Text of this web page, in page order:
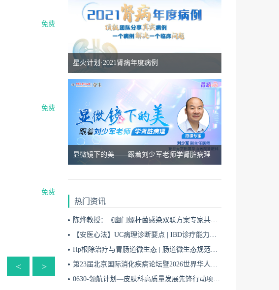
免费
免费
免费
< >
苏豫皖共话糖心肾（8.8）
8月11日
18:50
“始于APRIL，治肾有方”慢性肾脏病精准治疗线上交流会8.11（二）
8月07日
18:50
星火计划·前沿瞭望--慢病综合管理系列会8.7
8月12日
18:50
“始于APRIL，治肾有方”慢性肾脏病精准治疗线上交流会8.17
星火计划·2021肾病年度病例
显微镜下的美——跟着刘少军老师学肾脏病理
热门资讯